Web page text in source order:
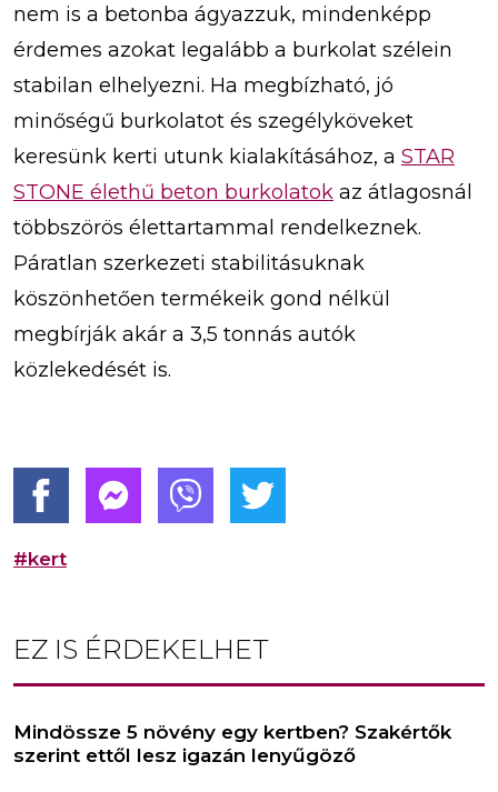
nem is a betonba ágyazzuk, mindenképp
érdemes azokat legalább a burkolat szélein
stabilan elhelyezni. Ha megbízható, jó
minőségű burkolatot és szegélyköveket
keresünk kerti utunk kialakításához, a STAR
STONE élethű beton burkolatok az átlagosnál
többszörös élettartammal rendelkeznek.
Páratlan szerkezeti stabilitásuknak
köszönhetően termékeik gond nélkül
megbírják akár a 3,5 tonnás autók
közlekedését is.
#kert
EZ IS ÉRDEKELHET
Mindössze 5 növény egy kertben? Szakértők
szerint ettől lesz igazán lenyűgöző